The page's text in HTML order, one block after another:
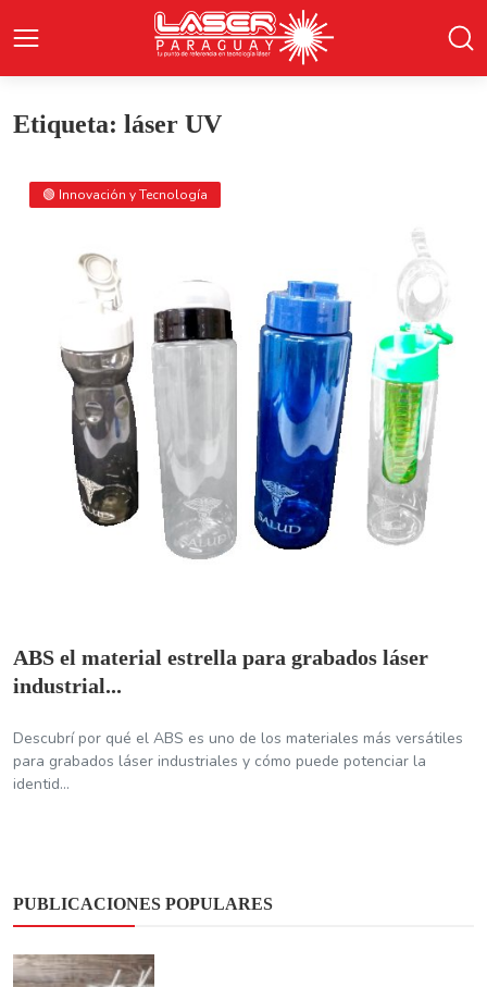
Etiqueta: láser UV
🟢 Innovación y Tecnología
ABS el material estrella para grabados láser
industrial...
Descubrí por qué el ABS es uno de los materiales más versátiles
para grabados láser industriales y cómo puede potenciar la
identid...
PUBLICACIONES POPULARES